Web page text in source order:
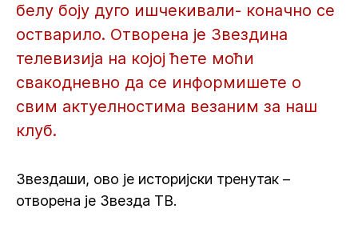
белу боју дуго ишчекивали- коначно се
остварило. Отворена је Звездина
телевизија на којој ћете моћи
свакодневно да се информишете о
свим актуелностима везаним за наш
клуб.
Звездаши, ово је историјски тренутак –
отворена је Звезда ТВ.